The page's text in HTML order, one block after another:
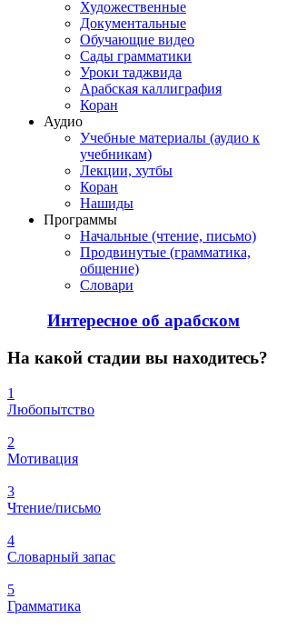
Художественные
Документальные
Обучающие видео
Сады грамматики
Уроки таджвида
Арабская каллиграфия
Коран
Аудио
Учебные материалы (аудио к
учебникам)
Лекции, хутбы
Коран
Нашиды
Программы
Начальные (чтение, письмо)
Продвинутые (грамматика,
общение)
Словари
Интересное об арабском
На какой стадии вы находитесь?
1
Любопытство
2
Мотивация
3
Чтение/письмо
4
Словарный запас
5
Грамматика